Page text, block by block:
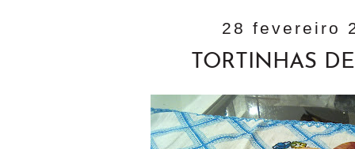
28 fevereiro
TORTINHAS